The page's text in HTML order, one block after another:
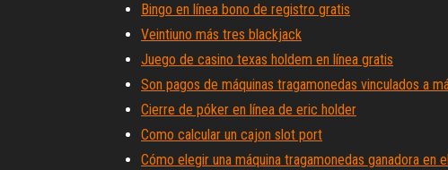
Bingo en línea bono de registro gratis
Veintiuno más tres blackjack
Juego de casino texas holdem en línea gratis
Son pagos de máquinas tragamonedas vinculados a
Cierre de póker en línea de eric holder
Como calcular un cajon slot port
Cómo elegir una máquina tragamonedas ganadora en